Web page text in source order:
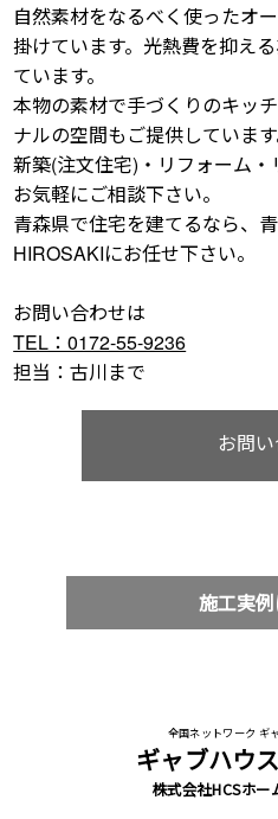
自然素材をなるべく使ったオ
掛けています。光熱費を抑え
ています。
本物の素材で手づくりのキッ
ナルの空間もご提供しています
新築(注文住宅)・リフォーム・
お気軽にご相談下さい。
青森県で住宅を建てるなら、
HIROSAKIにお任せ下さい。
お問い合わせは
TEL：0172-55-9236
担当：古川まで
お問
施工実
全国ネットワーク ギ
ギャブハウ
株式会社HCSホー